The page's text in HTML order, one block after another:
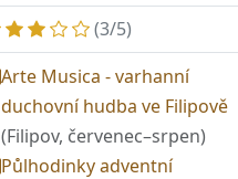
(3/5)
Arte Musica - varhanní
duchovní hudba ve Filipově
(Filipov, červenec–srpen)
Půlhodinky adventní